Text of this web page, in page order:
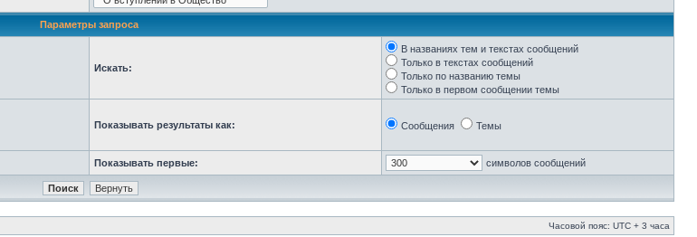
Параметры запроса
Искать:
В названиях тем и текстах сообщений
Только в текстах сообщений
Только по названию темы
Только в первом сообщении темы
Показывать результаты как: Сообщения Темы
Показывать первые: символов сообщений
Часовой пояс: UTC + 3 часа